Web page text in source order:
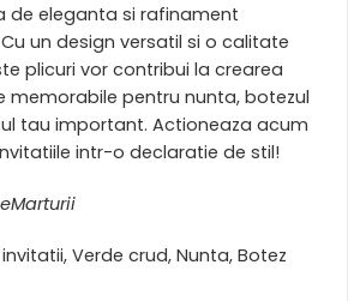
de eleganta si rafinament
un design versatil si o calitate
plicuri vor contribui la crearea
memorabile pentru nunta, botezul
tau important. Actioneaza acum
intr-o declaratie de stil!
Verde crud, Nunta, Botez